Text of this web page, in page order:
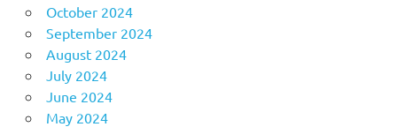
October 2024
September 2024
August 2024
July 2024
June 2024
May 2024